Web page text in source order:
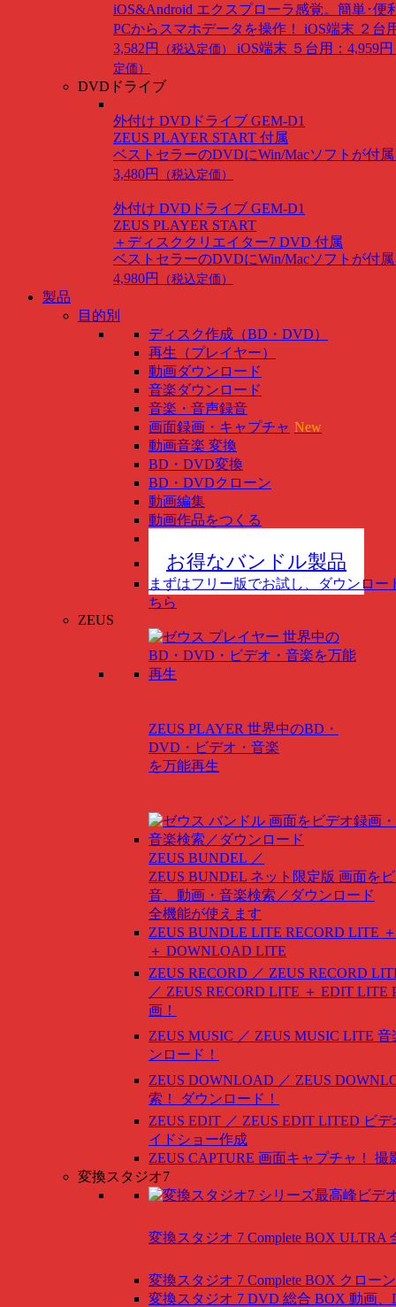
iOS&Android エクスプローラ感覚。簡単･便
PCからスマホデータを操作！ iOS端末 ２台
3,582円
（税込定価） iOS端末 ５台用：4,959円
定価）
DVDドライブ
外付け DVDドライブ GEM-D1
ZEUS PLAYER START 付属
ベストセラーのDVDにWin/Macソフトが付
3,480円
（税込定価）
外付け DVDドライブ GEM-D1
ZEUS PLAYER START
＋ディスククリエイター7 DVD 付属
ベストセラーのDVDにWin/Macソフトが付
4,980円
（税込定価）
製品
目的別
ディスク作成（BD・DVD）
再生（プレイヤー）
動画ダウンロード
音楽ダウンロード
音楽・音声録音
画面録画・キャプチャ New
動画音楽 変換
BD・DVD変換
BD・DVDクローン
動画編集
動画作品をつくる
お得なバンドル製品
まずはフリー版でお試し、ダウンロー
ちら
ZEUS
ZEUS PLAYER 世界中のBD・
DVD・ビデオ・音楽
を万能再生
ZEUS BUNDEL ／
ZEUS BUNDEL ネット限定版 画面を
音、動画・音楽検索／ダウンロード
全機能が使えます
ZEUS BUNDLE LITE RECORD LITE
＋ DOWNLOAD LITE
ZEUS RECORD ／ ZEUS RECORD
／ ZEUS RECORD LITE ＋ EDIT LITE
画！
ZEUS MUSIC ／ ZEUS MUSIC LITE 音
ンロード！
ZEUS DOWNLOAD ／ ZEUS
索！ ダウンロード！
ZEUS EDIT ／ ZEUS EDIT LITED ビ
イドショー作成
ZEUS CAPTURE 画面キャプチャ！ 撮
変換スタジオ7
変換スタジオ 7 Complete BOX ULTRA
変換スタジオ 7 Complete BOX クロー
変換スタジオ 7 DVD 総合 BOX 動画、